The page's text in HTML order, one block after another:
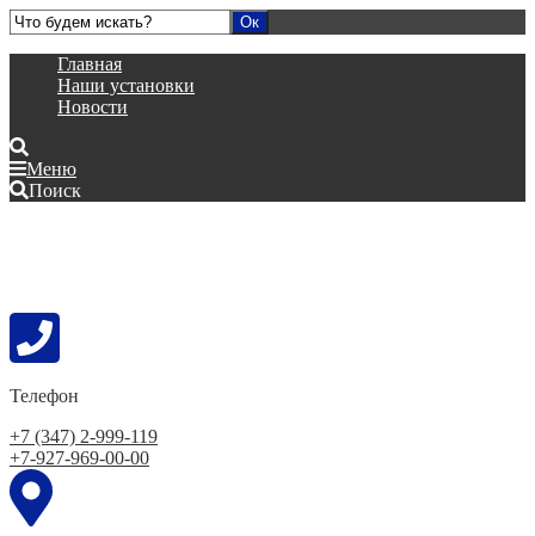
Главная
Наши установки
Новости
Меню
Поиск
Телефон
+7 (347) 2-999-119
+7-927-969-00-00